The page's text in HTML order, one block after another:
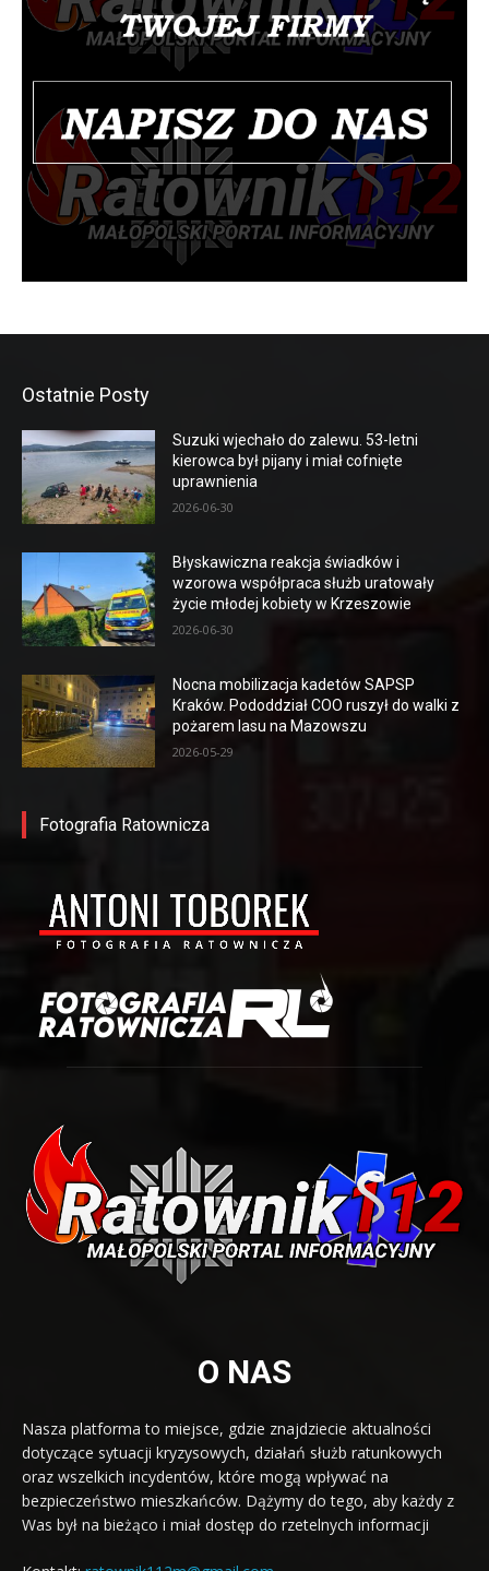
Ostatnie Posty
Suzuki wjechało do zalewu. 53-letni
kierowca był pijany i miał cofnięte
uprawnienia
2026-06-30
Błyskawiczna reakcja świadków i
wzorowa współpraca służb uratowały
życie młodej kobiety w Krzeszowie
2026-06-30
Nocna mobilizacja kadetów SAPSP
Kraków. Pododdział COO ruszył do walki z
pożarem lasu na Mazowszu
2026-05-29
Fotografia Ratownicza
O NAS
Nasza platforma to miejsce, gdzie znajdziecie aktualności
dotyczące sytuacji kryzysowych, działań służb ratunkowych
oraz wszelkich incydentów, które mogą wpływać na
bezpieczeństwo mieszkańców. Dążymy do tego, aby każdy z
Was był na bieżąco i miał dostęp do rzetelnych informacji